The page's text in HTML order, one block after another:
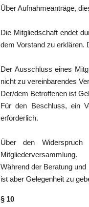
Über Aufnahmeanträge,
Die Mitgliedschaft endet
dem Vorstand zu erklären.
Der Ausschluss eines
nicht zu vereinbarendes
Der/dem Betroffenen ist
Für den Beschluss, ein
erforderlich.
Über den Widerspruch
Mitgliederversammlung.
Während der Beratung
ist aber Gelegenheit zu
§ 10